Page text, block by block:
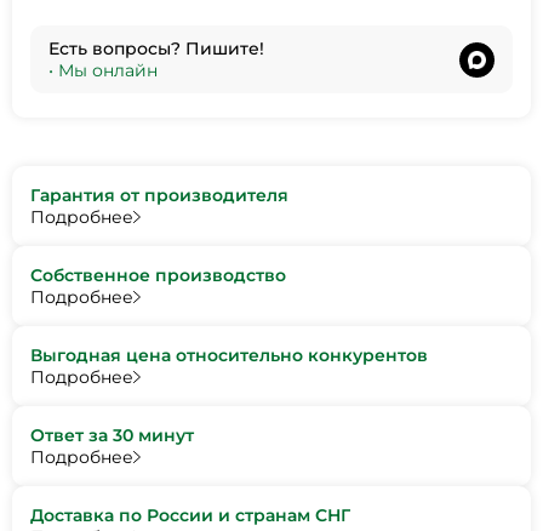
Есть вопросы? Пишите!
• Мы онлайн
Гарантия от производителя
Подробнее
Собственное производство
Подробнее
Выгодная цена относительно конкурентов
Подробнее
Ответ за 30 минут
Подробнее
Доставка по России и странам СНГ